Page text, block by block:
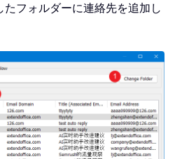
フォルダーに連絡先を追加し